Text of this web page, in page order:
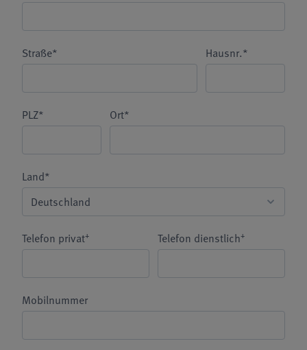
Straße* Hausnr.*
PLZ* Ort*
Land*
Telefon privat+ Telefon dienstlich+
Mobilnummer